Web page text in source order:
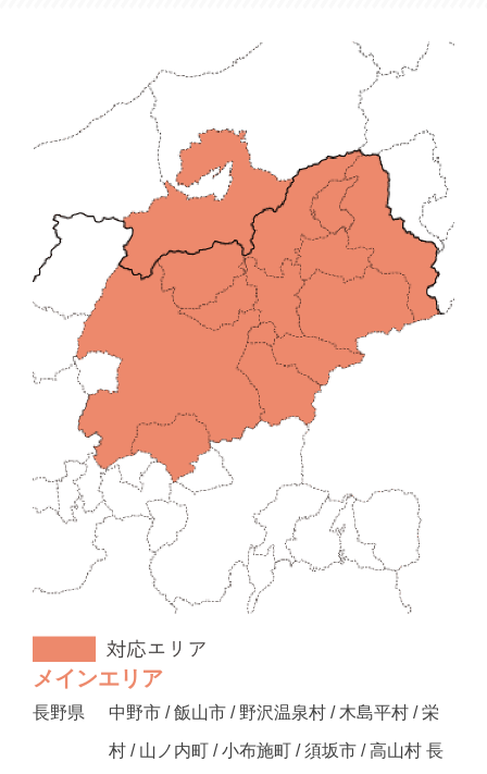
メインエリア
長野県 中野市 / 飯山市 / 野沢温泉村 / 木島平村 / 栄
村 / 山ノ内町 / 小布施町 / 須坂市 / 高山村 長